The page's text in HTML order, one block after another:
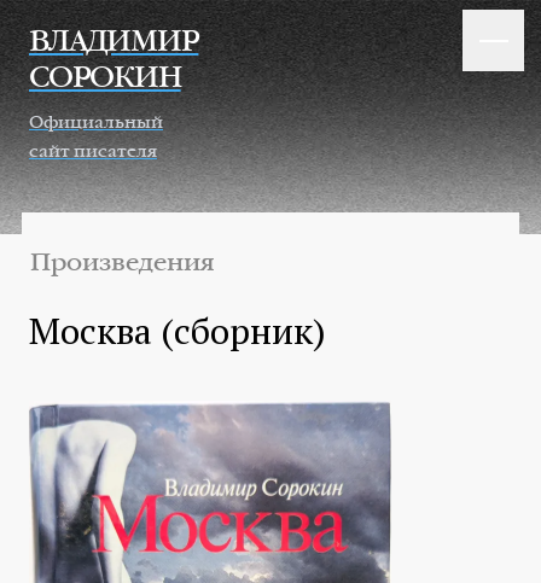
Перейти к основному содержанию
ВЛАДИМИР
СОРОКИН
Официальный
сайт писателя
Произведения
Москва (сборник)